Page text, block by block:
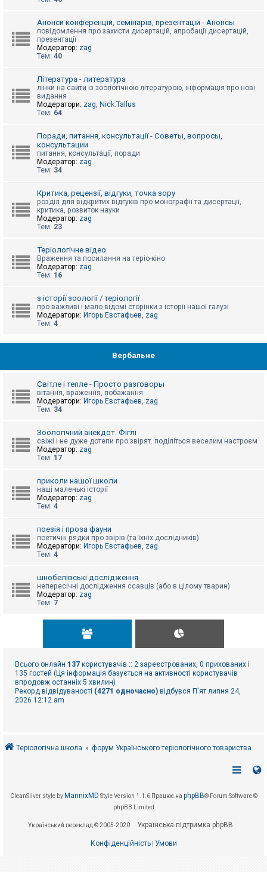
П
м
о
г
Анонси конференцій, семінарів, презентацій - Анонсы
повідомлення про захисти дисертацій, апробації дисертацій,
презентації
Модератор: zag
Тем: 40
Література - литература
лінки на сайти із зоологічною літературою, інформація про нові
видання
Модератори: zag, Nick.Tallus
Тем: 64
Поради, питання, консультації - Советы, вопросы,
консультации
питання, консультації, поради
Модератор: zag
Тем: 34
Критика, рецензії, відгуки, точка зору
розділ для відкритих відгуків про монографії та дисертації,
критика, розвиток науки
Модератор: zag
Тем: 23
Теріологічне відео
Враження та посилання на теріо-кіно
Модератор: zag
Тем: 16
з історії зоології / теріології
про важливі і мало відомі сторінки з історії нашої галузі
Модератори: Игорь Евстафьев, zag
Тем: 4
Вербальне
Світле і тепле - Просто разговоры
вітання, враження, побажання
Модератори: Игорь Евстафьев, zag
Тем: 34
Зоологічний анекдот. Фіглі
свіжі і не дуже дотепи про звірят. поділіться веселим настроєм
Модератор: zag
Тем: 17
приколи нашої школи
наші маленькі історії
Модератор: zag
Тем: 4
поезія і проза фауни
поетичні рядки про звірів (та їхніх дослідників)
Модератори: Игорь Евстафьев, zag
Тем: 4
шнобелівські дослідження
непересічні дослідження ссавців (або в цілому тварин)
Модератор: zag
Тем: 7
Всього онлайн 137 користувачів :: 2 зареєстрованих, 0 прихованих і
135 гостей (Ця інформація базується на активності користувачів
впродовж останніх 5 хвилин)
Рекорд відвідуваності (4271 одночасно) відбувся П'ят липня 24,
2026 12:12 am
Теріологічна школа форум Українського теріологічного товариства
CleanSilver style by MannixMD Style Version 1.1.6 Працює на phpBB® Forum Software ©
phpBB Limited
Український переклад © 2005-2020 Українська підтримка phpBB
Конфіденційність| Умови